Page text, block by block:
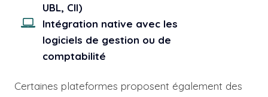
UBL, CII)
Intégration native avec les
logiciels de gestion ou de
comptabilité
Certaines plateformes proposent également des